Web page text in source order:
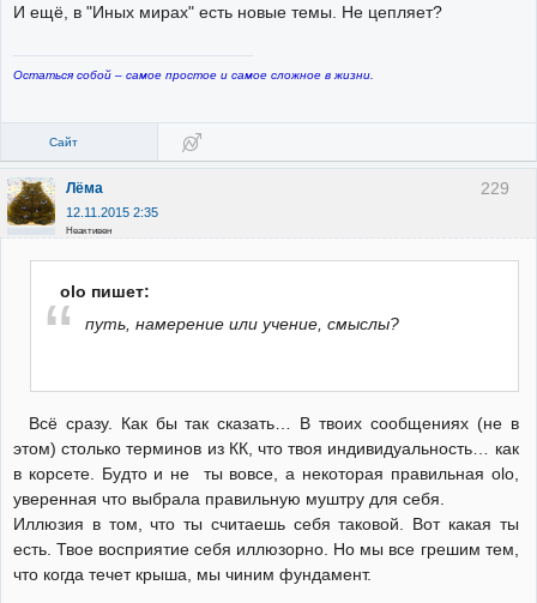
И ещё, в "Иных мирах" есть новые темы. Не цепляет?
Остаться собой – самое простое и самое сложное в жизни.
Сайт
229
Лёма
12.11.2015 2:35
Неактивен
olo пишет:
путь, намерение или учение, смыслы?
Всё сразу. Как бы так сказать… В твоих сообщениях (не в
этом) столько терминов из КК, что твоя индивидуальность… как
в корсете. Будто и не ты вовсе, а некоторая правильная olo,
уверенная что выбрала правильную муштру для себя.
Иллюзия в том, что ты считаешь себя таковой. Вот какая ты
есть. Твое восприятие себя иллюзорно. Но мы все грешим тем,
что когда течет крыша, мы чиним фундамент.